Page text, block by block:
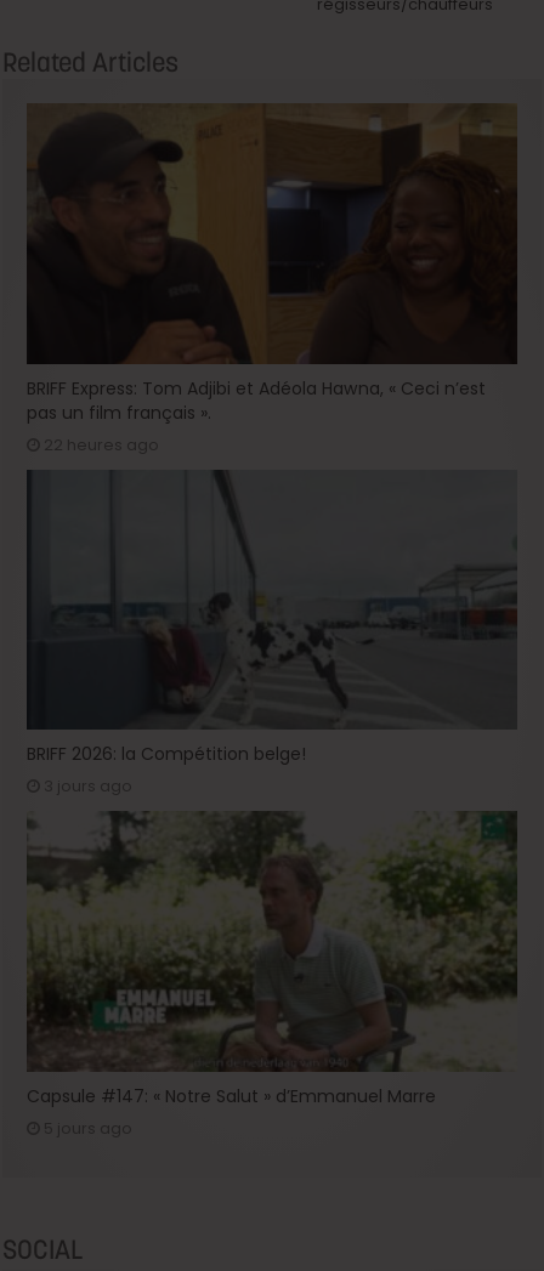
Related Articles
BRIFF Express: Tom Adjibi et Adéola Hawna, « Ceci n’est
pas un film français ».
22 heures ago
BRIFF 2026: la Compétition belge!
3 jours ago
Capsule #147: « Notre Salut » d’Emmanuel Marre
SOCIAL